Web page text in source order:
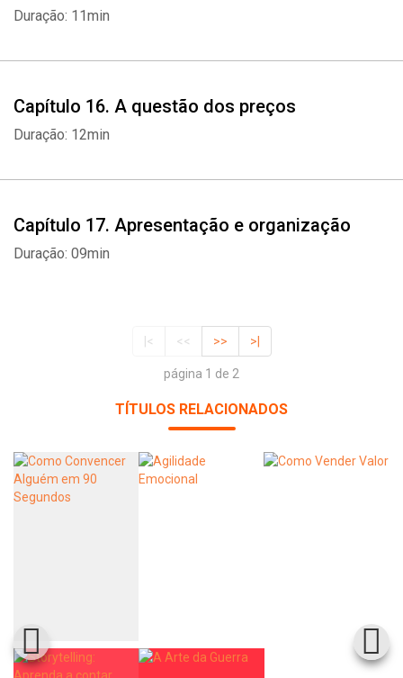
Duração: 11min
Capítulo 16. A questão dos preços
Duração: 12min
Capítulo 17. Apresentação e organização
Duração: 09min
|< << >> >|
página 1 de 2
TÍTULOS RELACIONADOS